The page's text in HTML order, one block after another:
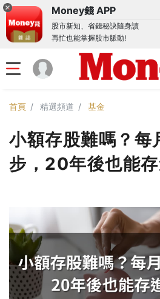
Money錢 APP
股市新知、省錢秘訣隨身讀
再忙也能掌握股市脈動!
首頁 精選頻道 基金
小額存股難嗎？
步，20年後也能存